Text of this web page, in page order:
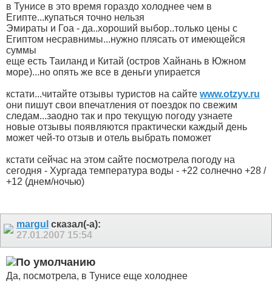
в Тунисе в это время гораздо холоднее чем в
Египте...купаться точно нельзя
Эмираты и Гоа - да..хороший выбор..только цены с
Египтом несравнимы...нужно плясать от имеющейся
суммы
еще есть Таиланд и Китай (остров Хайнань в Южном
море)...но опять же все в деньги упирается
кстати...читайте отзывы туристов на сайте www.otzyv.ru
они пишут свои впечатления от поездок по свежим
следам...заодно так и про текущую погоду узнаете
новые отзывы появляются практически каждый день
может чей-то отзыв и отель выбрать поможет
кстати сейчас на этом сайте посмотрела погоду на
сегодня - Хургада температура воды - +22 солнечно +28 /
+12 (днем/ночью)
margul сказал(-а):
27.01.2007 15:54
Да, посмотрела, в Тунисе еще холоднее